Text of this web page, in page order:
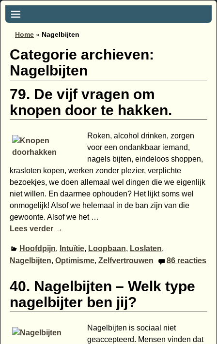
Home » Nagelbijten
Categorie archieven:
Nagelbijten
79. De vijf vragen om
knopen door te hakken.
Roken, alcohol drinken, zorgen
voor een ondankbaar iemand,
nagels bijten, eindeloos shoppen,
krasloten kopen, werken zonder plezier, verplichte
bezoekjes, we doen allemaal wel dingen die we eigenlijk
niet willen. En daarmee ophouden? Het lijkt soms wel
onmogelijk! Alsof we helemaal in de ban zijn van die
gewoonte. Alsof we het …
Lees verder →
Hoofdpijn, Intuïtie, Loopbaan, Loslaten,
Nagelbijten, Optimisme, Zelfvertrouwen 86 reacties
40. Nagelbijten – Welk type
nagelbijter ben jij?
Nagelbijten is sociaal niet
geaccepteerd. Mensen vinden dat